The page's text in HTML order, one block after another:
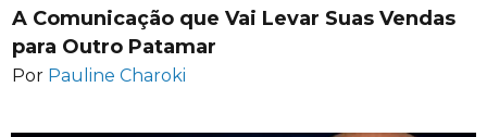
A Comunicação que Vai Levar Suas Vendas
para Outro Patamar
Por Pauline Charoki